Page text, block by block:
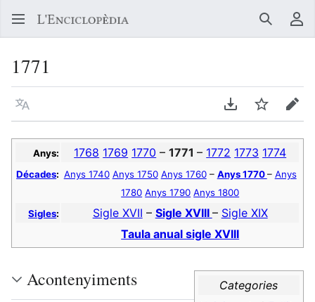
Buscar
1771
Llegir en un atre idioma Descarregar en
Vigilar
Anys: 1768 1769 1770 –1771– 1772 1773 1774
Décades: Anys 1740 Anys 1750 Anys 1760– Anys 1770– Anys
1780 Anys 1790 Anys 1800
Sigles: Sigle XVII – Sigle XVIII – Sigle XIX
Taula anual sigle XVIII
Categories
Acontenyiments